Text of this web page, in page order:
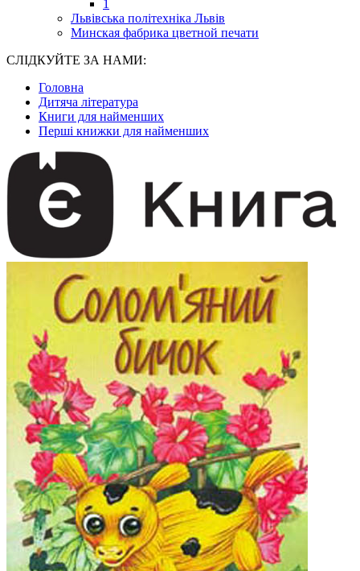
1
Львівська політехніка Львів
Минская фабрика цветной печати
СЛІДКУЙТЕ ЗА НАМИ:
Головна
Дитяча література
Книги для найменших
Перші книжки для найменших